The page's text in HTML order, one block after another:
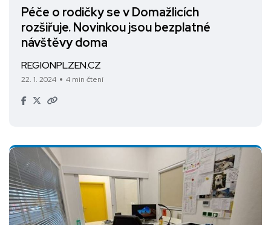
Péče o rodičky se v Domažlicích
rozšiřuje. Novinkou jsou bezplatné
návštěvy doma
REGIONPLZEN.CZ
22. 1. 2024 4 min čtení